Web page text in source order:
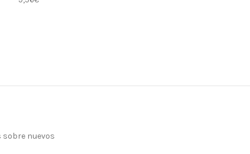
nuevos